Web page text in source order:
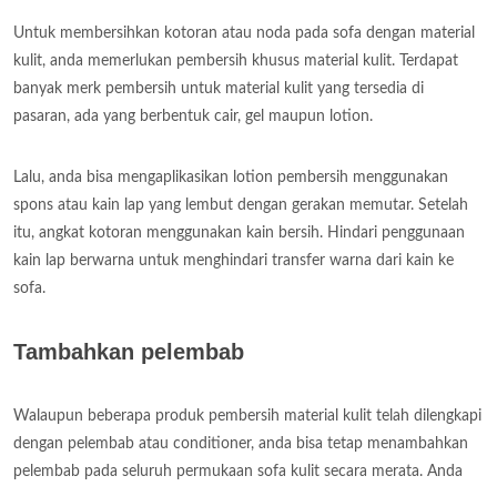
Untuk membersihkan kotoran atau noda pada sofa dengan material
kulit, anda memerlukan pembersih khusus material kulit. Terdapat
banyak merk pembersih untuk material kulit yang tersedia di
pasaran, ada yang berbentuk cair, gel maupun lotion.
Lalu, anda bisa mengaplikasikan lotion pembersih menggunakan
spons atau kain lap yang lembut dengan gerakan memutar. Setelah
itu, angkat kotoran menggunakan kain bersih. Hindari penggunaan
kain lap berwarna untuk menghindari transfer warna dari kain ke
sofa.
Tambahkan pelembab
Walaupun beberapa produk pembersih material kulit telah dilengkapi
dengan pelembab atau conditioner, anda bisa tetap menambahkan
pelembab pada seluruh permukaan sofa kulit secara merata. Anda